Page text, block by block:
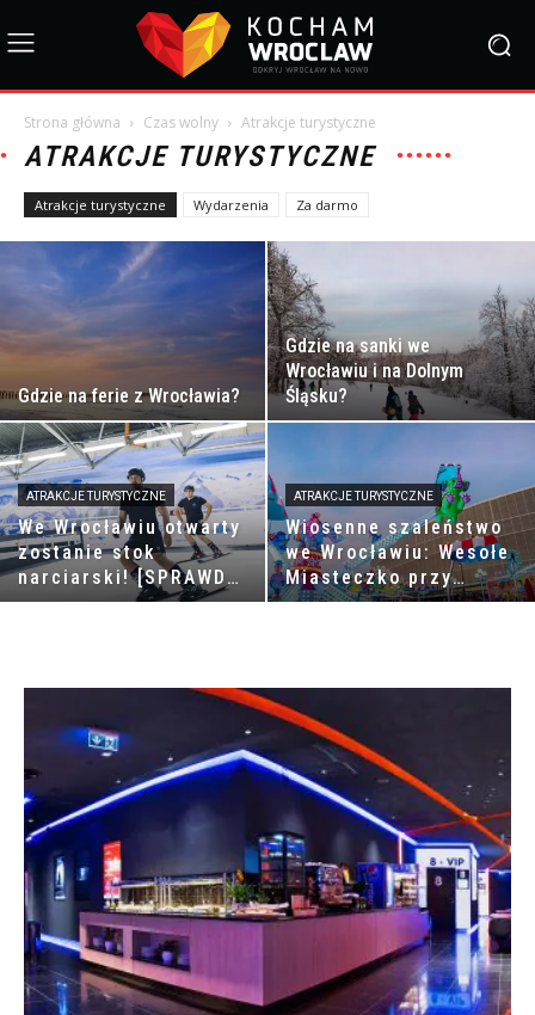
Strona główna Czas wolny Atrakcje turystyczne
ATRAKCJE TURYSTYCZNE
Atrakcje turystyczne Wydarzenia Za darmo
Gdzie na ferie z Wrocławia?
Gdzie na sanki we
Wrocławiu i na Dolnym
Śląsku?
ATRAKCJE TURYSTYCZNE
We Wrocławiu otwarty
zostanie stok
narciarski! [SPRAWDŹ
KIEDY]
ATRAKCJE TURYSTYCZNE
Wiosenne szaleństwo
we Wrocławiu: Wesołe
Miasteczko przy
Tarczyński Arena